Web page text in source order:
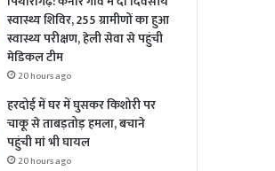
स्वास्थ्य शिविर, 255 ग्रामीणों का हुआ
स्वास्थ्य परीक्षण, हेली सेवा से पहुंची
मेडिकल टीम
20 hours ago
हरदोई में घर में घुसकर किशोरी पर
चाकू से ताबड़तोड़ हमला, बचाने
पहुंची मां भी घायल
20 hours ago